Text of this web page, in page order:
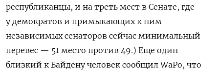
республиканцы, и на треть мест в Сенате, где
у демократов и примыкающих к ним
независимых сенаторов сейчас минимальный
перевес — 51 место против 49.) Еще один
близкий к Байдену человек сообщил WaPo, что